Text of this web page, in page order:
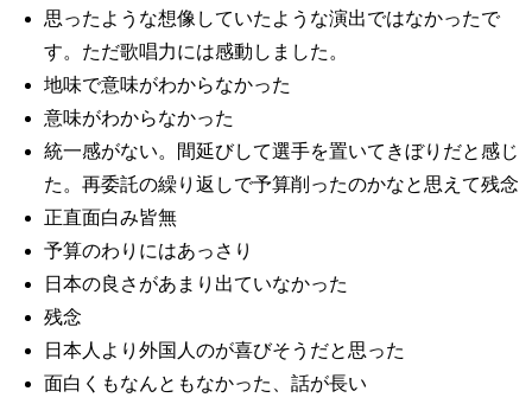
思ったような想像していたような演出ではなかったで
す。ただ歌唱力には感動しました。
地味で意味がわからなかった
意味がわからなかった
統一感がない。間延びして選手を置いてきぼりだと感じ
た。再委託の繰り返しで予算削ったのかなと思えて残念
正直面白み皆無
予算のわりにはあっさり
日本の良さがあまり出ていなかった
残念
日本人より外国人のが喜びそうだと思った
面白くもなんともなかった、話が長い